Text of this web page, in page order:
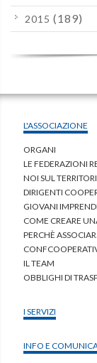
2015 (189)
L'ASSOCIAZIONE
ORGANI
LE FEDERAZIONI
NOI SUL
DIRIGENTI
GIOVANI
COME CREARE
PERCHÈ
IL TEAM
OBBLIGHI DI
I SERVIZI
INFO E